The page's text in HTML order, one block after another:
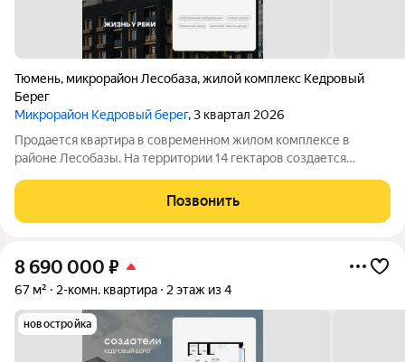
Тюмень, микрорайон Лесобаза,жилой комплекс Кедровый
Берег
Микрорайон Кедровый берег, 3 квартал 2026
Продается квартира в современном жилом комплексе в
районе Лесобазы. На территории 14 гектаров создается
класса высотой от 5 до 25 этажей, собственным детским садом
и благоустроенной набережной.
Позвонить
8 690 000 ₽
67 м² 2-комн. квартира 2 этаж из 4
новостройка